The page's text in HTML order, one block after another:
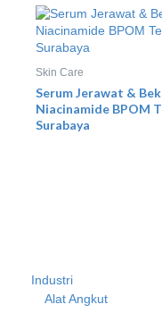
Industri
Alat Angkut
Skin Care
Serum Jerawat &
Niacinamide BPOM
Surabaya